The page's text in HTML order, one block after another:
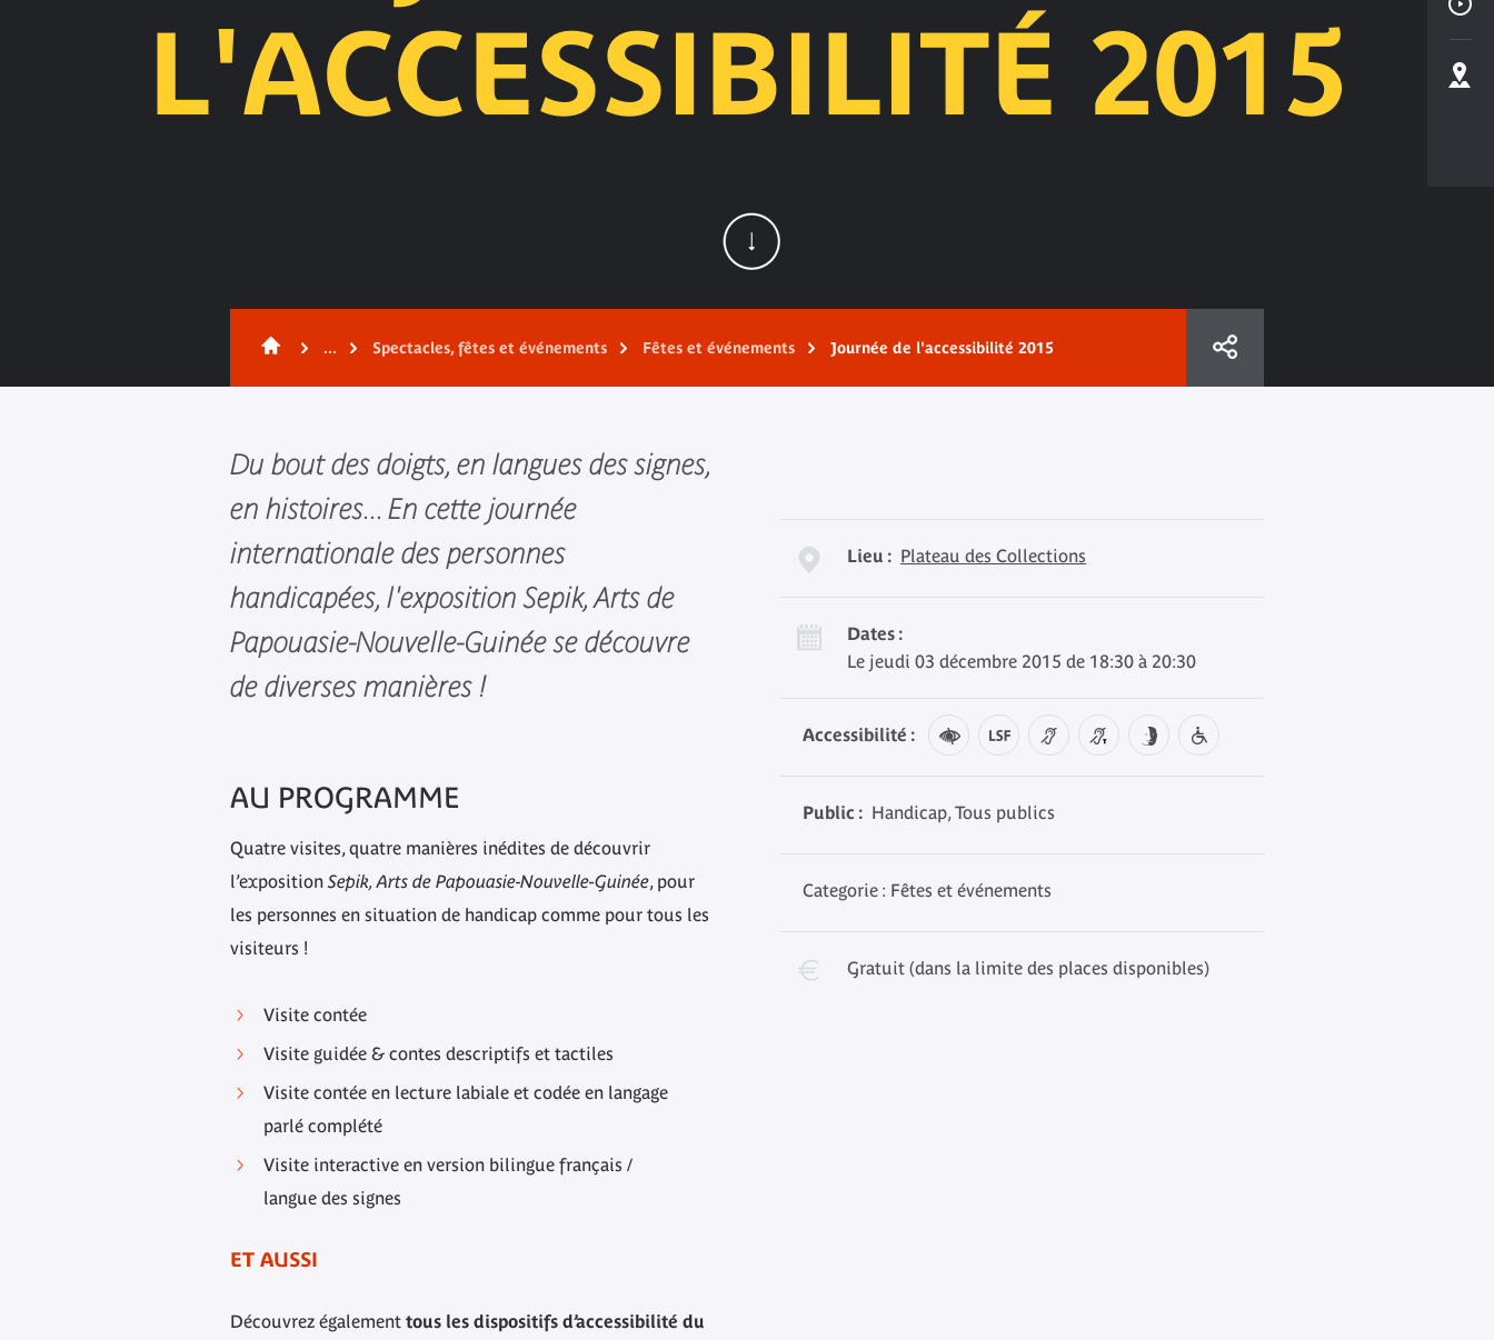
L'ACCESSIBILITÉ 2015
... Spectacles, fêtes et événements Fêtes et événements Journée de l'accessibilité 2015
Du bout des doigts, en langues des signes,
en histoires... En cette journée
internationale des personnes
handicapées, l'exposition Sepik, Arts de
Papouasie-Nouvelle-Guinée se découvre
de diverses manières !
AU PROGRAMME
Quatre visites, quatre manières inédites de découvrir
l’exposition Sepik, Arts de Papouasie-Nouvelle-Guinée, pour
les personnes en situation de handicap comme pour tous les
visiteurs !
Visite contée
Visite guidée & contes descriptifs et tactiles
Visite contée en lecture labiale et codée en langage
parlé complété
Visite interactive en version bilingue français /
langue des signes
ET AUSSI
Découvrez également tous les dispositifs d’accessibilité du
Lieu : Plateau des Collections
Dates :
Le jeudi 03 décembre 2015 de 18:30 à 20:30
Accessibilité :
Public : Handicap, Tous publics
Categorie : Fêtes et événements
Gratuit (dans la limite des places disponibles)